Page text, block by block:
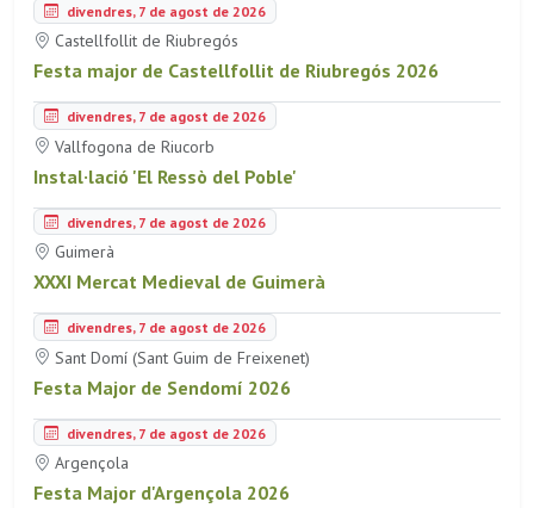
divendres, 7 de agost de 2026
Castellfollit de Riubregós
Festa major de Castellfollit de Riubregós 2026
divendres, 7 de agost de 2026
Vallfogona de Riucorb
Instal·lació 'El Ressò del Poble'
divendres, 7 de agost de 2026
Guimerà
XXXI Mercat Medieval de Guimerà
divendres, 7 de agost de 2026
Sant Domí (Sant Guim de Freixenet)
Festa Major de Sendomí 2026
divendres, 7 de agost de 2026
Argençola
Festa Major d'Argençola 2026